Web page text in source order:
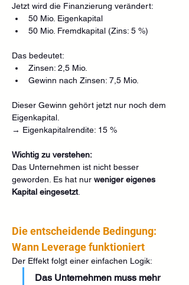
Jetzt wird die Finanzierung verändert:
50 Mio. Eigenkapital
50 Mio. Fremdkapital (Zins: 5 %)
Das bedeutet:
Zinsen: 2,5 Mio.
Gewinn nach Zinsen: 7,5 Mio.
Dieser Gewinn gehört jetzt nur noch dem
Eigenkapital.
→ Eigenkapitalrendite: 15 %
Wichtig zu verstehen:
Das Unternehmen ist nicht besser
geworden. Es hat nur weniger eigenes
Kapital eingesetzt.
Die entscheidende Bedingung:
Wann Leverage funktioniert
Der Effekt folgt einer einfachen Logik:
Das Unternehmen muss mehr